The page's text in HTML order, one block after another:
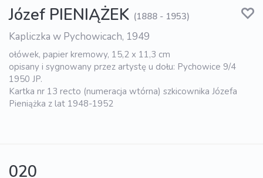
Józef PIENIĄŻEK (1888 - 1953)
Kapliczka w Pychowicach, 1949
ołówek, papier kremowy, 15,2 x 11,3 cm
opisany i sygnowany przez artystę u dołu: Pychowice 9/4
1950 JP.
Kartka nr 13 recto (numeracja wtórna) szkicownika Józefa
Pieniążka z lat 1948-1952
020